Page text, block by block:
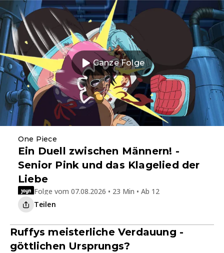
Ganze Folge
One Piece
Ein Duell zwischen Männern! -
Senior Pink und das Klagelied der
Liebe
Folge vom 07.08.2026 • 23 Min • Ab 12
Teilen
Ruffys meisterliche Verdauung -
göttlichen Ursprungs?